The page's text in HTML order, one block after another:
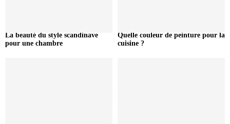
La beauté du style scandinave
pour une chambre
Quelle couleur de peinture pour la
cuisine ?